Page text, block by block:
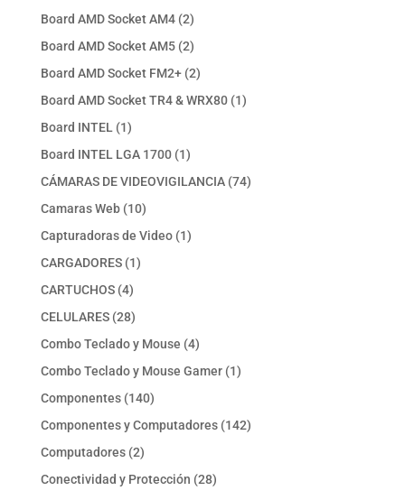
productos
Board AMD Socket AM4 22
productos
Board AMD Socket AM5 22
productos
Board AMD Socket FM2+ 22
productos
Board AMD Socket TR4 & WRX80 11
Board INTEL 11
producto
Board INTEL LGA 1700 11
producto
CÁMARAS DE VIDEOVIGILANCIA 7474
Camaras Web 1010
productos
Capturadoras de Video 11
CARGADORES 11
CARTUCHOS 44
productos
CELULARES 2828
productos
Combo Teclado y Mouse 44
productos
Combo Teclado y Mouse Gamer 11
Componentes 140140
productos
Componentes y Computadores 142142
Computadores 22
productos
Conectividad y Protección 2828